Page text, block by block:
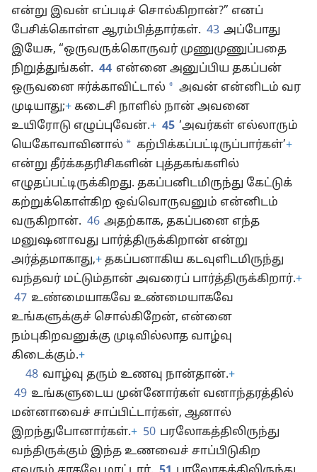
என்று இவன் எப்படிச் சொல்கிறான்?” எனப்
பேசிக்கொள்ள ஆரம்பித்தார்கள். 43 அப்போது
இயேசு, “ஒருவருக்கொருவர் முணுமுணுப்பதை
நிறுத்துங்கள். 44 என்னை அனுப்பிய தகப்பன்
ஒருவனை ஈர்க்காவிட்டால் * அவன் என்னிடம் வர
முடியாது;+ கடைசி நாளில் நான் அவனை
உயிரோடு எழுப்புவேன்.+ 45 ‘அவர்கள் எல்லாரும்
யெகோவாவினால் * கற்பிக்கப்பட்டிருப்பார்கள்’+
என்று தீர்க்கதரிசிகளின் புத்தகங்களில்
எழுதப்பட்டிருக்கிறது. தகப்பனிடமிருந்து கேட்டுக்
கற்றுக்கொள்கிற ஒவ்வொருவனும் என்னிடம்
வருகிறான். 46 அதற்காக, தகப்பனை எந்த
மனுஷனாவது பார்த்திருக்கிறான் என்று
அர்த்தமாகாது,+ தகப்பனாகிய கடவுளிடமிருந்து
வந்தவர் மட்டும்தான் அவரைப் பார்த்திருக்கிறார்.+
47 உண்மையாகவே உண்மையாகவே
உங்களுக்குச் சொல்கிறேன், என்னை
நம்புகிறவனுக்கு முடிவில்லாத வாழ்வு
கிடைக்கும்.+
48 வாழ்வு தரும் உணவு நான்தான்.+
49 உங்களுடைய முன்னோர்கள் வனாந்தரத்தில்
மன்னாவைச் சாப்பிட்டார்கள், ஆனால்
இறந்துபோனார்கள்.+ 50 பரலோகத்திலிருந்து
வந்திருக்கும் இந்த உணவைச் சாப்பிடுகிற